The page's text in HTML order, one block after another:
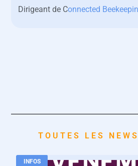
Dirigeant de Connected
TOUTES LES
INFOS